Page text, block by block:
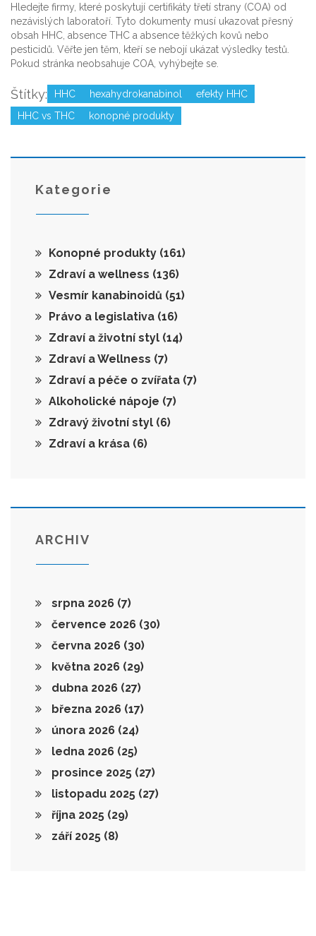
Hledejte firmy, které poskytují certifikáty třetí strany (COA) od
nezávislých laboratoří. Tyto dokumenty musí ukazovat přesný
obsah HHC, absence THC a absence těžkých kovů nebo
pesticidů. Věřte jen těm, kteří se nebojí ukázat výsledky testů.
Pokud stránka neobsahuje COA, vyhýbejte se.
Štítky: HHC hexahydrokanabinol
efekty HHC
HHC vs THC
konopné produkty
Kategorie
Konopné produkty (161)
Zdraví a wellness (136)
Vesmír kanabinoidů (51)
Právo a legislativa (16)
Zdraví a životní styl (14)
Zdraví a Wellness (7)
Zdraví a péče o zvířata (7)
Alkoholické nápoje (7)
Zdravý životní styl (6)
Zdraví a krása (6)
ARCHIV
srpna 2026 (7)
července 2026 (30)
června 2026 (30)
května 2026 (29)
dubna 2026 (27)
března 2026 (17)
února 2026 (24)
ledna 2026 (25)
prosince 2025 (27)
listopadu 2025 (27)
října 2025 (29)
září 2025 (8)